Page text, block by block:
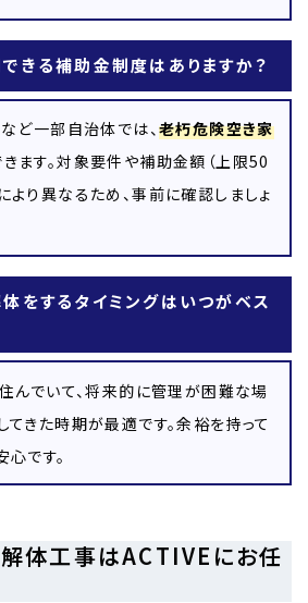
きる補助金制度はありますか？
ど一部自治体では、老朽危険空き家
ます。対象要件や補助金額（上限50
より異なるため、事前に確認しましょ
をするタイミングはいつがベス
んでいて、将来的に管理が困難な場
きた時期が最適です。余裕を持って
です。
体工事はACTIVEにお任